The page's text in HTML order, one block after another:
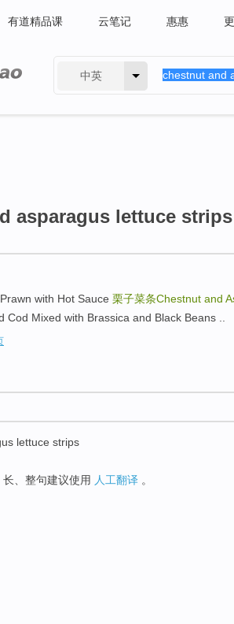
有道精品课 云笔记 惠惠
中英
asparagus lettuce strips
with Hot Sauce 栗子菜条Chestnut and
Cod Mixed with Brassica and Black Beans ..
lettuce strips
、整句建议使用 人工翻译 。